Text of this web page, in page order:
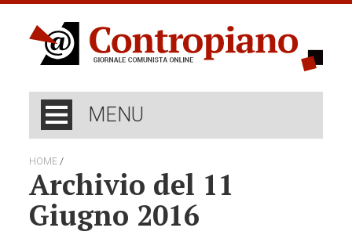
MENU
HOME /
Archivio del 11
Giugno 2016